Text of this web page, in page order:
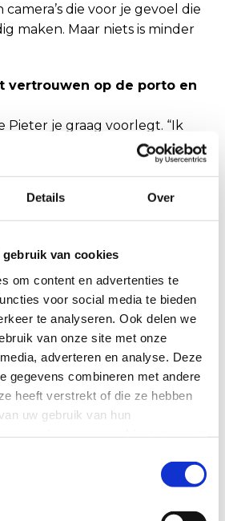
Details Over
gebruik van cookies
om content en advertenties te
voor social media te bieden
te analyseren. Ook delen we
van onze site met onze
adverteren en analyse. Deze
gegevens combineren met andere
heeft verstrekt of die ze hebben
uw gebruik van hun
die voor je gevoel die
maken. Maar niets is minder
vertrouwen op de porto en
Pieter je graag voorlegt. “Ik
van die nieuwe
veel ongelukken of
Wat doe je bijvoorbeeld als
de aanpikker geen
je niet precies zien of de last
meter boven de grond
‘iedereen moet gewoon
begrijp ik wel, maar het is
internationale collega die
werkt spreekt de
is dat. Daarbij komt dat
niet op kleinere
en